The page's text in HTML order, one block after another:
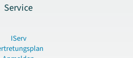
Service
IServ